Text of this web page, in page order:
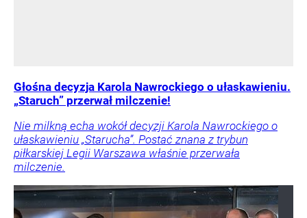
Głośna decyzja Karola Nawrockiego o ułaskawieniu.
„Staruch” przerwał milczenie!
Nie milkną echa wokół decyzji Karola Nawrockiego o
ułaskawieniu „Starucha”. Postać znana z trybun
piłkarskiej Legii Warszawa właśnie przerwała
milczenie.